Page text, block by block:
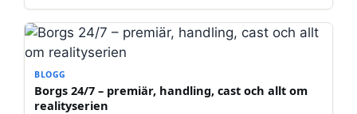
BLOGG
Borgs 24/7 – premiär, handling, cast och allt om
realityserien